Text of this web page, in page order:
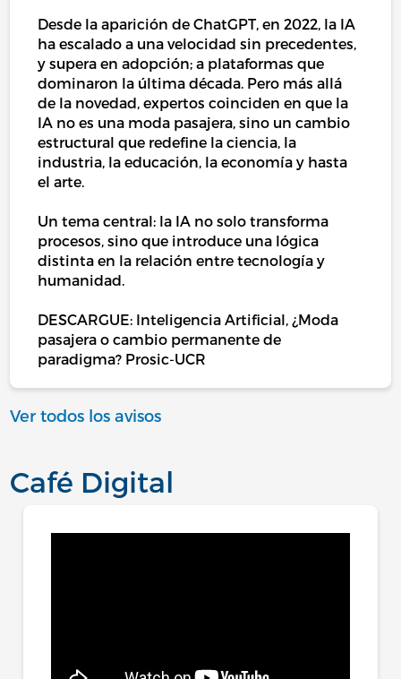
Desde la aparición de ChatGPT, en 2022, la IA
ha escalado a una velocidad sin precedentes,
y supera en adopción; a plataformas que
dominaron la última década. Pero más allá
de la novedad, expertos coinciden en que la
IA no es una moda pasajera, sino un cambio
estructural que redefine la ciencia, la
industria, la educación, la economía y hasta
el arte.
Un tema central: la IA no solo transforma
procesos, sino que introduce una lógica
distinta en la relación entre tecnología y
humanidad.
DESCARGUE: Inteligencia Artificial, ¿Moda
pasajera o cambio permanente de
paradigma? Prosic-UCR
Ver todos los avisos
Café Digital